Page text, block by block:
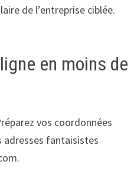
de l’entreprise ciblée.
en moins de
vos coordonnées
adresses fantaisistes